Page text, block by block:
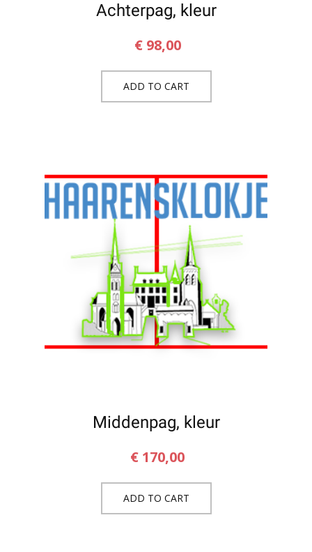
Achterpag, kleur
€98,00
ADD TO CART
Middenpag, kleur
€ 170,00
ADD TO CART